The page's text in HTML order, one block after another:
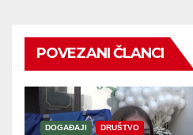
POVEZANI ČLANCI
DOGAĐAJI DRUŠTVO